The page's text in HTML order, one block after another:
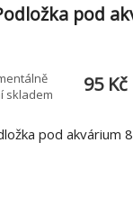
pod
skladem
95 Kč
pod akvárium